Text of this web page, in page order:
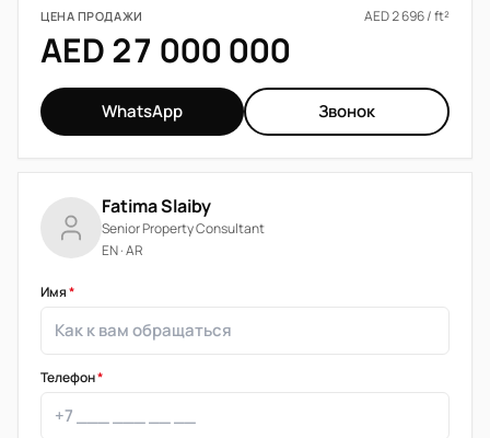
ЦЕНА ПРОДАЖИ AED 2 696 / ft²
AED 27 000 000
WhatsApp Звонок
Fatima Slaiby
Senior Property Consultant
EN · AR
Имя*
Телефон*